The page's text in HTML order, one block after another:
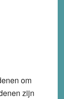
om
zijn